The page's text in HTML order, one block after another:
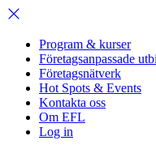
Program & kurser
Företagsanpassade
Företagsnätverk
Hot Spots & Events
Kontakta oss
Om EFL
Log in